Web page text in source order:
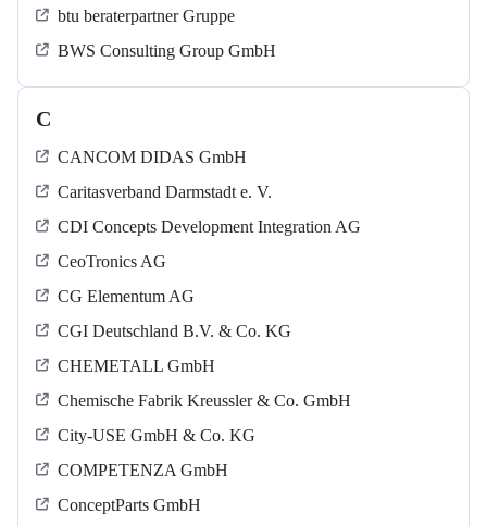
btu beraterpartner Gruppe
BWS Consulting Group GmbH
C
CANCOM DIDAS GmbH
Caritasverband Darmstadt e. V.
CDI Concepts Development Integration AG
CeoTronics AG
CG Elementum AG
CGI Deutschland B.V. & Co. KG
CHEMETALL GmbH
Chemische Fabrik Kreussler & Co. GmbH
City-USE GmbH & Co. KG
COMPETENZA GmbH
ConceptParts GmbH